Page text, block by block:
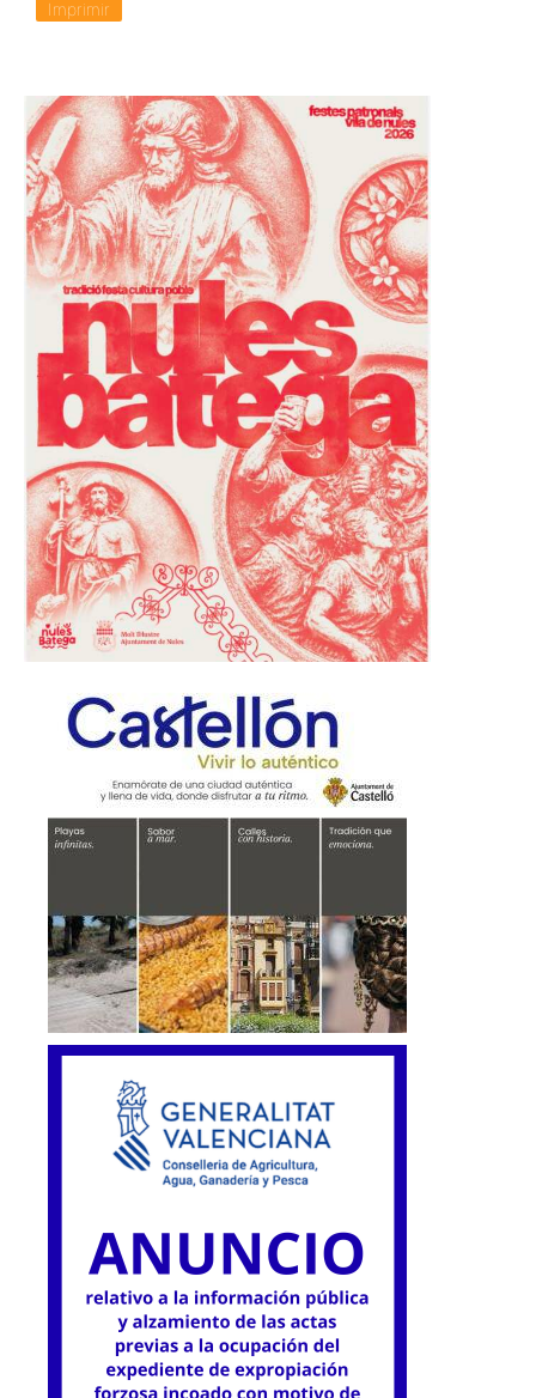
Imprimir